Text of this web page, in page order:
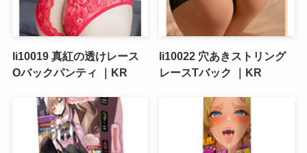
li10019 真紅の透けレース
Oバックパンティ ｜KR
li10022 穴あきストリング
レースTバック ｜KR